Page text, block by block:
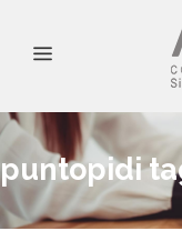
puntopidi